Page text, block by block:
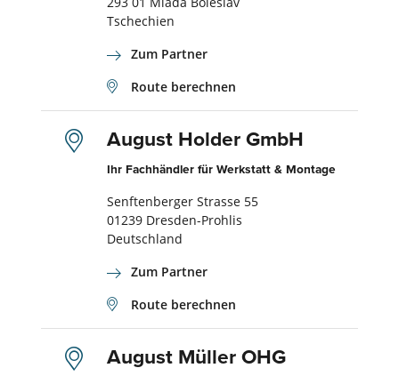
Tschechien
Zum Partner
Route berechnen
August Holder GmbH
Ihr Fachhändler für Werkstatt & Montage
Senftenberger Strasse 55
01239 Dresden-Prohlis
Deutschland
Zum Partner
Route berechnen
August Müller OHG